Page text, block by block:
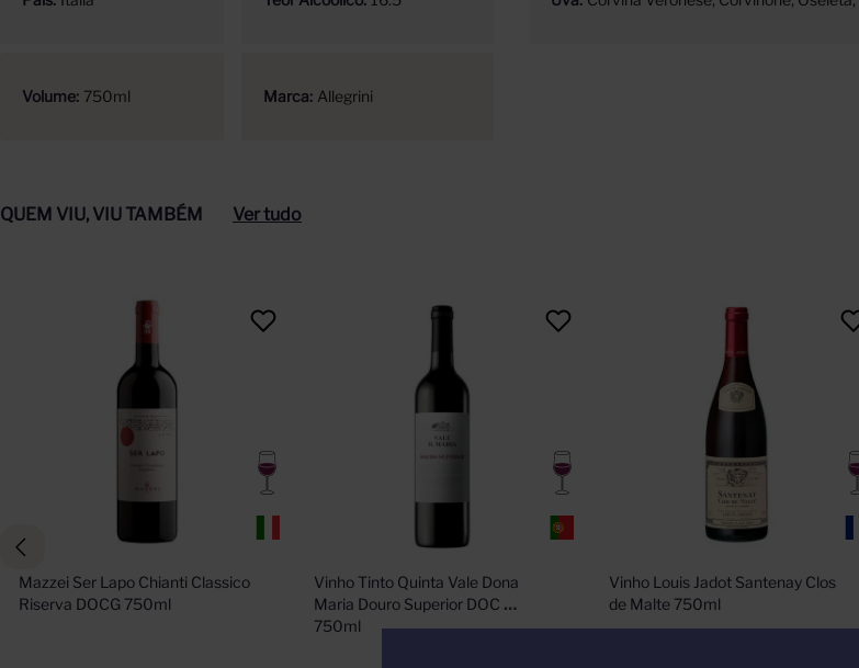
Volume 750ml Marca Allegrini
QUEM VIU, VIU TAMBÉM Ver tudo
Mazzei Ser Lapo Chianti Classico
Riserva DOCG 750ml
Vinho Tinto Quinta Vale Dona
Maria Douro Superior DOC
750ml
Vinho Louis Jadot Santenay Clos
de Malte 750ml